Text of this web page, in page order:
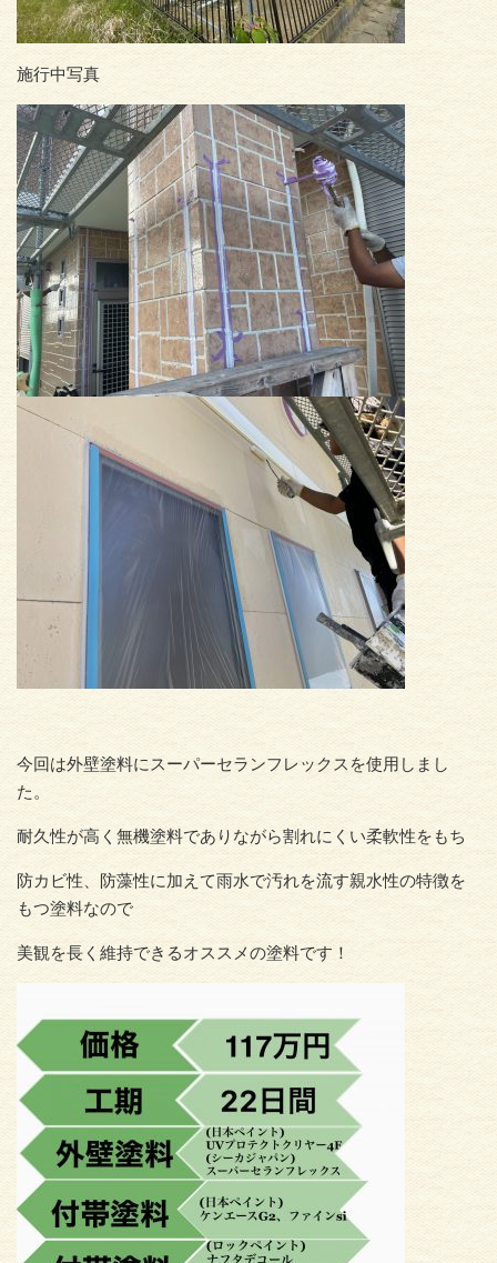
施行中写真
今回は外壁塗料にスーパーセランフレックスを使用しまし
た。
耐久性が高く無機塗料でありながら割れにくい柔軟性をもち
防カビ性、防藻性に加えて雨水で汚れを流す親水性の特徴を
もつ塗料なので
美観を長く維持できるオススメの塗料です！